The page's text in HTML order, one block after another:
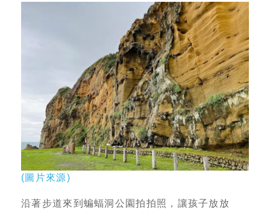
(圖片來源)
沿著步道來到蝙蝠洞公園拍拍照，讓孩子放放